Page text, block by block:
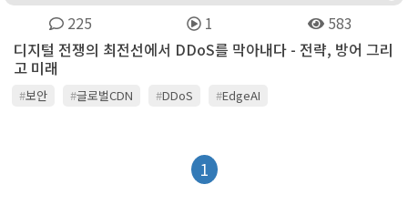
225 1
583
디지털 전쟁의 최전선에서 DDoS를 막아내다 - 전략, 방어 그리
고 미래
#보안 #글로벌CDN #DDoS #EdgeAI
1